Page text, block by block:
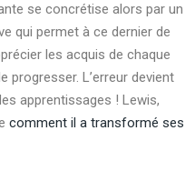
se concrétise alors par un
qui permet à ce dernier de
les acquis de chaque
progresser. L’erreur devient
apprentissages ! Lewis,
comment il a transformé ses